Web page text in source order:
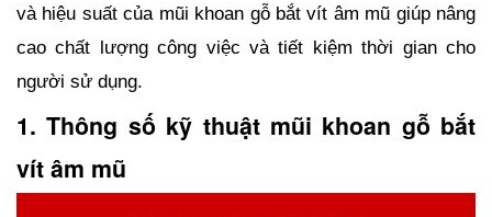
và hiệu suất của mũi khoan gỗ bắt vít âm mũ giúp nâng
cao chất lượng công việc và tiết kiệm thời gian cho
người sử dụng.
1. Thông số kỹ thuật mũi khoan gỗ bắt
vít âm mũ